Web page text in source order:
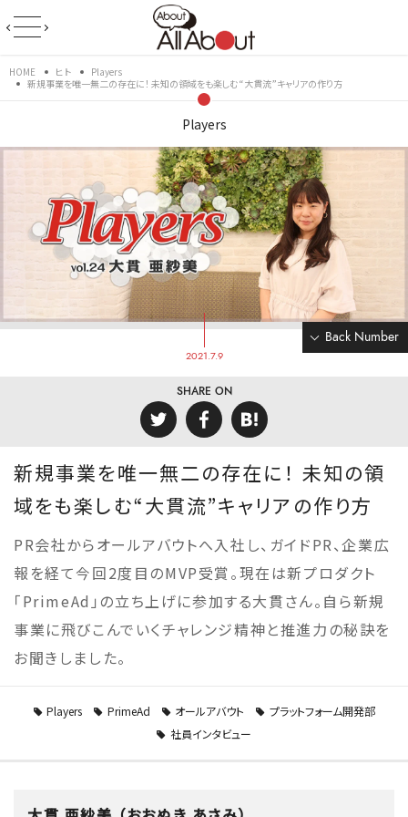
HOME ヒト
Players
新規事業を唯一無二の存在に！ 未知の領域をも楽しむ“大貫流”キャリアの作り方
Players
Back Number
2021.7.9
SHARE ON
新規事業を唯一無二の存在に！ 未知の領
域をも楽しむ“大貫流”キャリアの作り方
PR会社からオールアバウトへ入社し、ガイドPR、企業広
報を経て今回2度目のMVP受賞。現在は新プロダクト
「PrimeAd」の立ち上げに参加する大貫さん。自ら新規
事業に飛びこんでいくチャレンジ精神と推進力の秘訣を
お聞きしました。
Players PrimeAd オールアバウト
プラットフォーム開発部
社員インタビュー